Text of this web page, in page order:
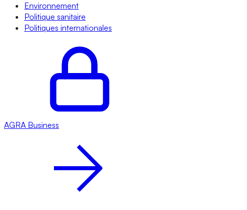
Environnement
Politique sanitaire
Politiques internationales
AGRA Business